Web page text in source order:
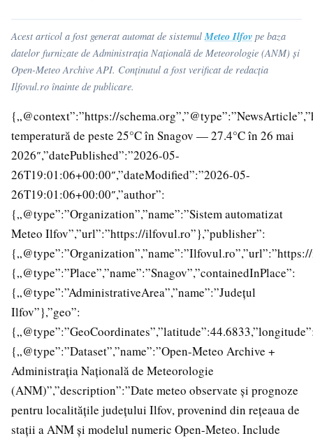
Acest articol a fost generat automat de sistemulMeteo Ilfov pe baza
datelor furnizate de Administrația Națională de Meteorologie (ANM) și
Open-Meteo Archive API. Conținutul a fost verificat de redacția
Ilfovul.ro înainte de publicare.
{„@context”:”https://
temperatură de peste 25°C în Snagov — 27.4°C în 26 mai
2026″,”datePublished”:”2026-05-
26T19:01:06+00:00″,”dateModified”:”2026-05-
26T19:01:06+00:00″,”author”:
{„@type”:”Organization”,”name”:”Sistem automatizat
Meteo Ilfov”,”url”:”https://ilfovul.ro”},”publisher”:
{„@type”:”Place”,”name”:”Snagov”,”containedInPlace”:
{„@type”:”AdministrativeArea”,”name”:”Județul
Ilfov”},”geo”:
{„@type”:”Dataset”,”name”:”Open-Meteo Archive +
Administrația Națională de Meteorologie
(ANM)”,”description”:”Date meteo observate și prognoze
pentru localitățile județului Ilfov, provenind din rețeaua de
stații a ANM și modelul numeric Open-Meteo. Include